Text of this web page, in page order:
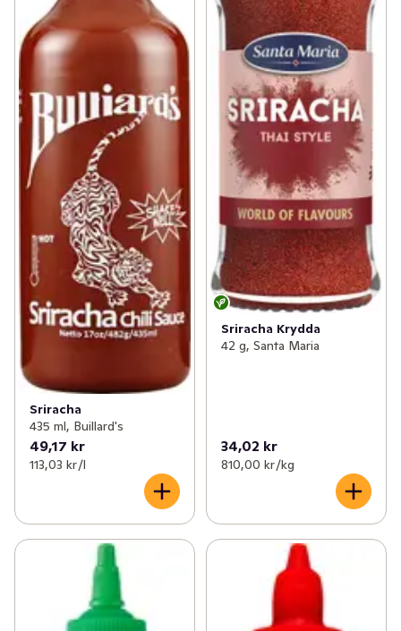
Sriracha
435 ml, Buillard's
49,17 kr
113,03 kr /l
Sriracha Krydda
42 g, Santa Maria
34,02 kr
810,00 kr /kg